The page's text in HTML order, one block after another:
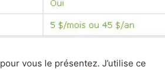
pour vous le présentez. J’utilise ce